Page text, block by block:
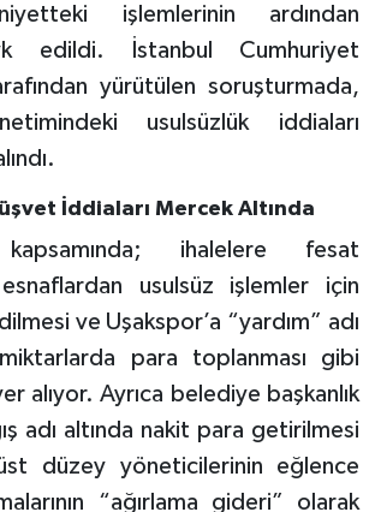
işlemlerinin ardından
edildi. İstanbul Cumhuriyet
yürütülen soruşturmada,
usulsüzlük iddiaları
İddiaları Mercek Altında
ihalelere fesat
esnaflardan usulsüz işlemler için
ve Uşakspor’a “yardım” adı
para toplanması gibi
alıyor. Ayrıca belediye başkanlık
adı altında nakit para getirilmesi
düzey yöneticilerinin eğlence
“ağırlama gideri” olarak